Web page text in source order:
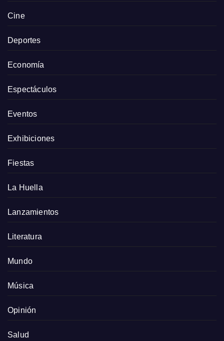
Cine
Deportes
Economía
Espectáculos
Eventos
Exhibiciones
Fiestas
La Huella
Lanzamientos
Literatura
Mundo
Música
Opinión
Salud